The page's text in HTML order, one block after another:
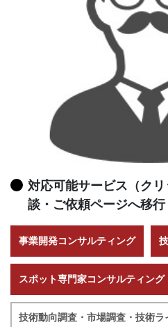
対応可能サービス（ク
談・ご依頼ページへ移行
事業開発コンサルティング
スポット専門家コンサルティング
技術動向調査・市場調査・技術ラ